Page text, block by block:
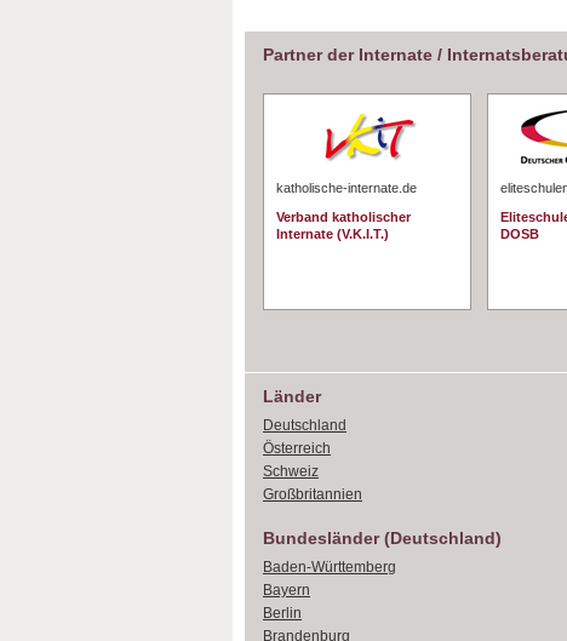
Partner der Internate /
katholische-internate.de
Verband katholischer
Internate (V.K.I.T.)
DOSB
Länder
Deutschland
Österreich
Schweiz
Großbritannien
Bundesländer (Deutschland)
Baden-Württemberg
Bayern
Berlin
Brandenburg